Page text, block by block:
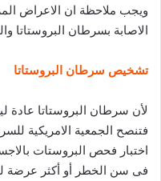
ويجب ملاحظة ان الاعراض
الاصابة بسرطان البروستاتا
تشخيص سرطان البروستاتا
لأن سرطان البروستاتا
فتنصح الجمعية الامريكية
اختبار فحص البروستات
فى سن الخطر أو أكثر عرضة